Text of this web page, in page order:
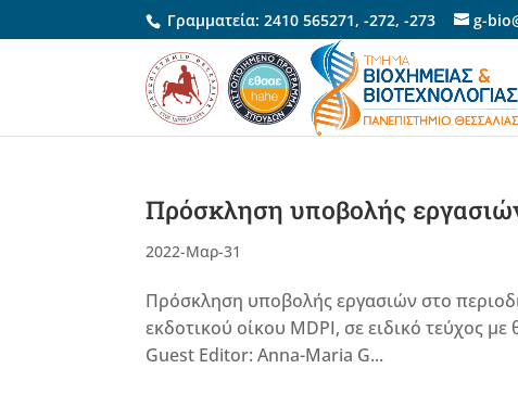
Γραμματεία:2410 565271,-272,-273 g-
Πρόσκληση υποβολής
2022-Μαρ-31
Πρόσκληση υποβολής εργασιών στο
εκδοτικού οίκου MDPI, σε ειδικό τεύχος
Guest Editor: Anna-Maria G...